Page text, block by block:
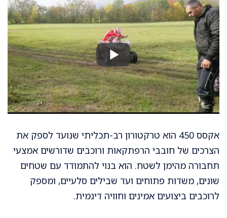
אקסס 450 הוא טרקטורון רב-תכליתי שנועד לספק את
הצרכים של חובבי הרפתקאות ורוכבים שדורשים אמצעי
תחבורה מהימן לשטח. הוא בנוי להתמודד עם שטחים
שונים, משדות פתוחים ועד שבילים סלעיים, ומספק
לרוכבים ביצועים אמינים וחוויה דינמית.